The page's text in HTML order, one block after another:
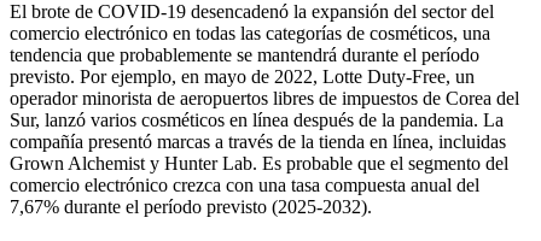
El brote de COVID-19 desencadenó la expansión del sector del
comercio electrónico en todas las categorías de cosméticos, una
tendencia que probablemente se mantendrá durante el período
previsto. Por ejemplo, en mayo de 2022, Lotte Duty-Free, un
operador minorista de aeropuertos libres de impuestos de Corea del
Sur, lanzó varios cosméticos en línea después de la pandemia. La
compañía presentó marcas a través de la tienda en línea, incluidas
Grown Alchemist y Hunter Lab. Es probable que el segmento del
comercio electrónico crezca con una tasa compuesta anual del
7,67% durante el período previsto (2025-2032).